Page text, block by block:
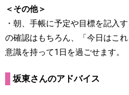
＜その他＞
・朝、手帳に予定や目標を記入
の確認はもちろん、「今日はこ
意識を持って1日を過ごせます。
坂東さんのアドバイス